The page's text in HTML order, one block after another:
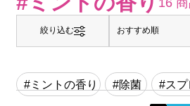
絞り込む
#ミントの香り #除菌 #スプ